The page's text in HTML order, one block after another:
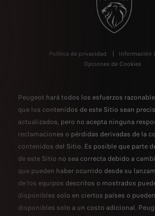
Política de privacidad
Información
Opciones de Cookies
Peugeot hará todos los esfuerzos
que los contenidos de este Sitio sean
actualizados, pero no acepta ninguna
reclamaciones o pérdidas derivadas de la
contenidos del Sitio. Es posible que parte
de este Sitio no sea correcta debido a
que pueden haber ocurrido desde su
de los equipos descritos o mostrados
disponibles solo en ciertos países o
disponibles solo a un costo adicional.